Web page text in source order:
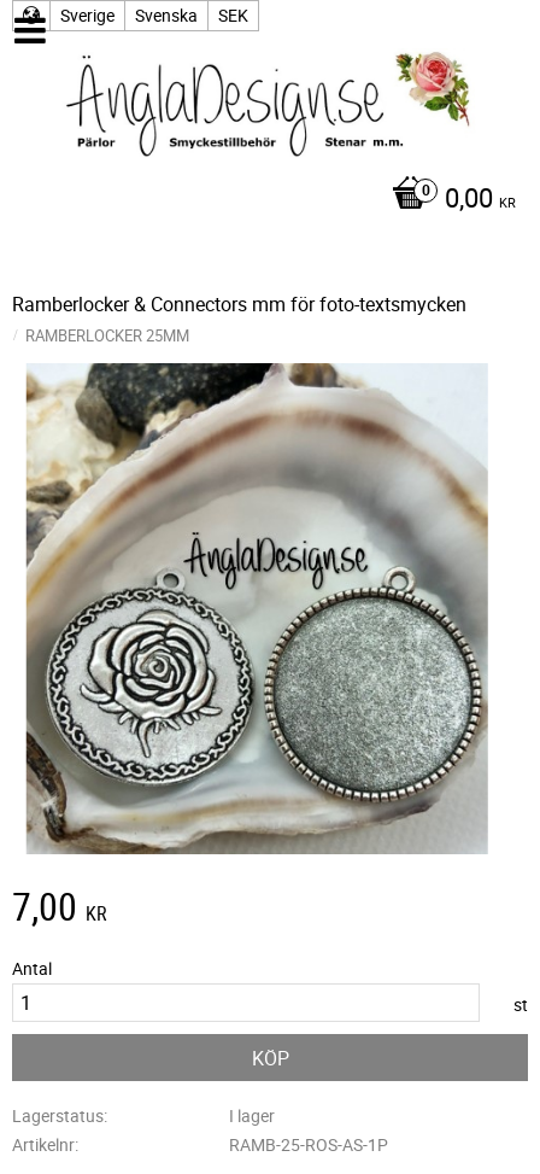
Sverige Svenska SEK
0,00 KR
Ramberlocker & Connectors mm för foto-textsmycken
RAMBERLOCKER 25MM
7,00 KR
Antal
st
KÖP
Lagerstatus
I lager
Artikelnr
RAMB-25-ROS-AS-1P